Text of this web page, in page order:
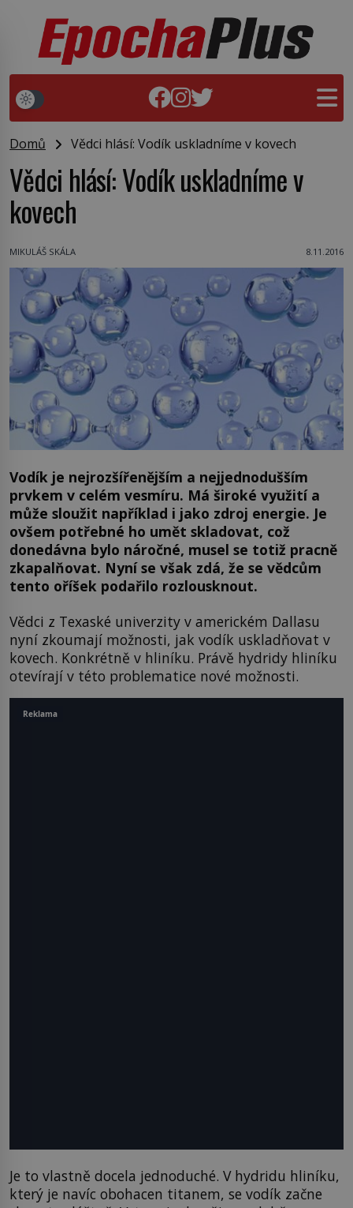
Domů Vědci hlásí: Vodík uskladníme v kovech
Vědci hlásí: Vodík uskladníme v
kovech
MIKULÁŠ SKÁLA 8.11.2016
Vodík je nejrozšířenějším a nejjednodušším
prvkem v celém vesmíru. Má široké využití a
může sloužit například i jako zdroj energie. Je
ovšem potřebné ho umět skladovat, což
donedávna bylo náročné, musel se totiž pracně
zkapalňovat. Nyní se však zdá, že se vědcům
tento oříšek podařilo rozlousknout.
Vědci z Texaské univerzity v americkém Dallasu
nyní zkoumají možnosti, jak vodík uskladňovat v
kovech. Konkrétně v hliníku. Právě hydridy hliníku
otevírají v této problematice nové možnosti.
Je to vlastně docela jednoduché. V hydridu hliníku,
který je navíc obohacen titanem, se vodík začne
Reklama